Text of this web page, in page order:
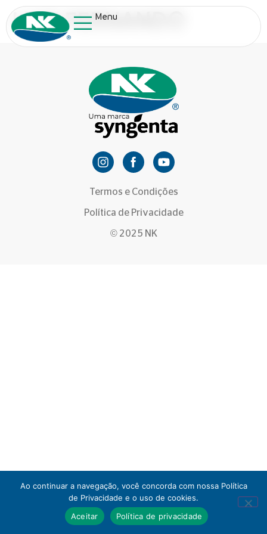
Menu
LUIZ FERNANDO
Termos e Condições
Política de Privacidade
© 2025 NK
Ao continuar a navegação, você concorda com nossa Política
de Privacidade e o uso de cookies.
Aceitar
Política de privacidade